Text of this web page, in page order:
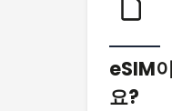
eSIM
요?